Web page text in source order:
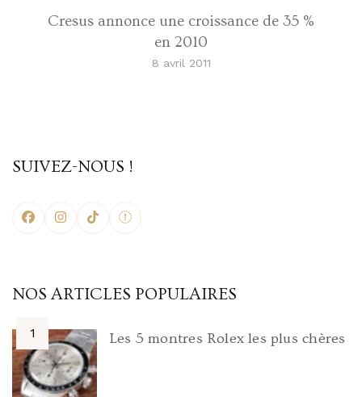
Cresus annonce une croissance de 35 %
en 2010
8 avril 2011
SUIVEZ-NOUS !
NOS ARTICLES POPULAIRES
Les 5 montres Rolex les plus chères